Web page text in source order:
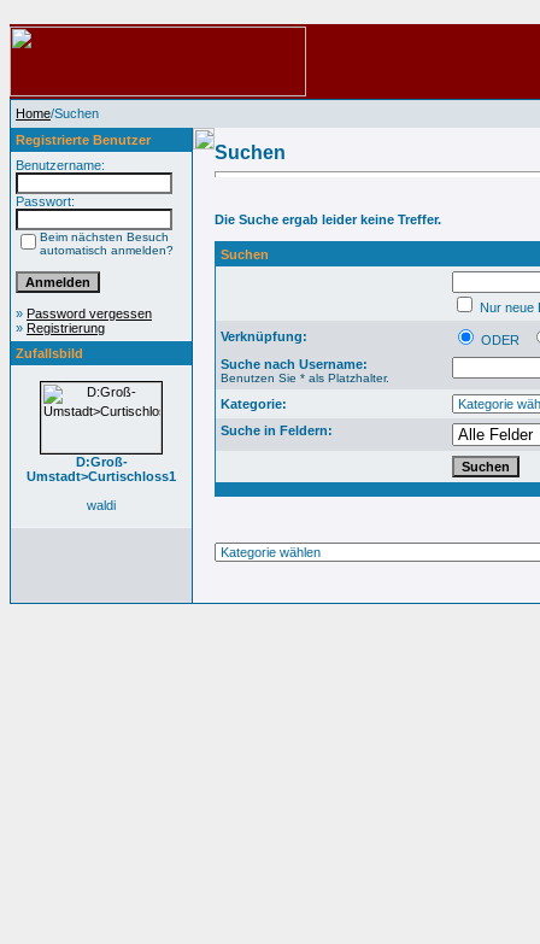
Home/Suchen
Registrierte Benutzer
Benutzername:
Passwort:
Beim nächsten Besuch
automatisch anmelden?
» Password vergessen
» Registrierung
Zufallsbild
D:Groß-
Umstadt>Curtischloss1
waldi
Suchen
Die Suche ergab leider keine Treffer.
Suchen
Nur neue
Verknüpfung:
ODER
Suche nach Username:
Benutzen Sie * als Platzhalter.
Kategorie:
Suche in Feldern: